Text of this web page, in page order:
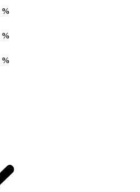
%
%
%